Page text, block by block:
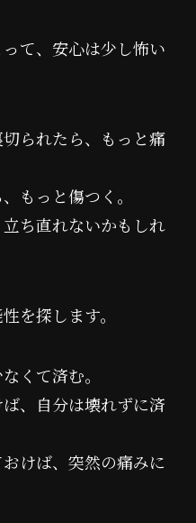
て、安心は少し怖い
られたら、もっと痛
もっと傷つく。
ち直れないかもしれ
を探します。
くて済む。
、自分は壊れずに済
けば、突然の痛みに